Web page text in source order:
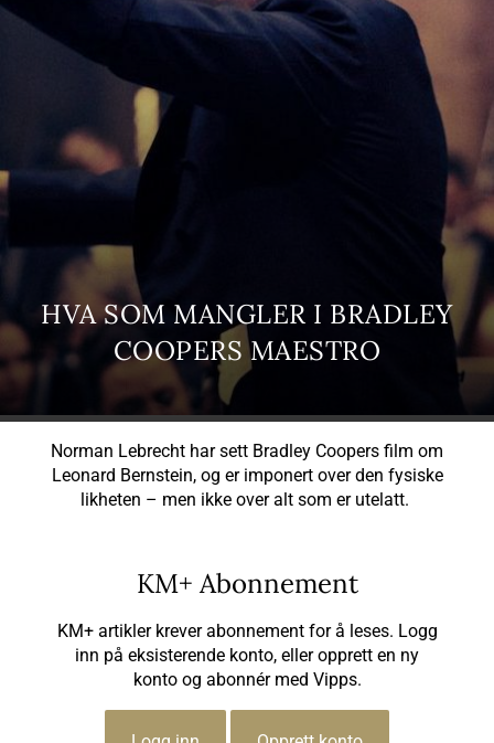
HVA SOM MANGLER I BRADLEY
COOPERS MAESTRO
Norman Lebrecht har sett Bradley Coopers film om
Leonard Bernstein, og er imponert over den fysiske
likheten – men ikke over alt som er utelatt.
KM+ Abonnement
KM+ artikler krever abonnement for å leses. Logg
inn på eksisterende konto, eller opprett en ny
konto og abonnér med Vipps.